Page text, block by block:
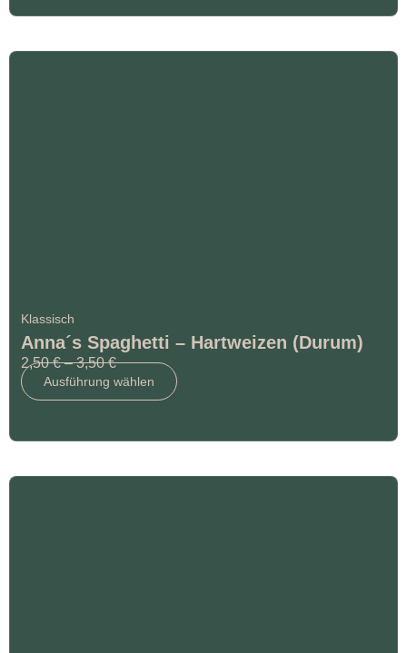
Klassisch
Anna´s Spaghetti – Hartweizen (Durum)
2,50€ –3,50€
Ausführung wählen